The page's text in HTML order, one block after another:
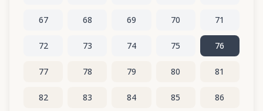
67 68 69 70 71
72 73 74 75 76
77 78 79 80 81
82 83 84 85 86